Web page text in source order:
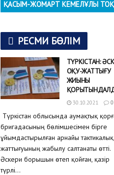
ҚАСЫМ-ЖОМАРТ КЕМЕЛҰЛЫ
РЕСМИ БӨЛІМ
ТҮРКІСТАН:
ОҚУ-ЖАТТЫҒУ
ЖИЫНЫ
30.10.2021 0
Түркістан облысында аумақтық
бригадасының бөлімшесімен бірге
ұйымдастырылған арнайы
жаттығуының жабылу салтанаты өтті.
Әскери борышын өтеп қойған, қазір
түрлі...